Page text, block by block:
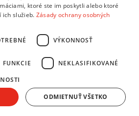
kartou
účet
ktoré ste im poskytli alebo ktoré
ich služieb. Zásady ochrany osobných
VÝKONNOSŤ
FUNKCIE NEKLASIFIKOVANÉ
ODMIETNUŤ VŠETKO